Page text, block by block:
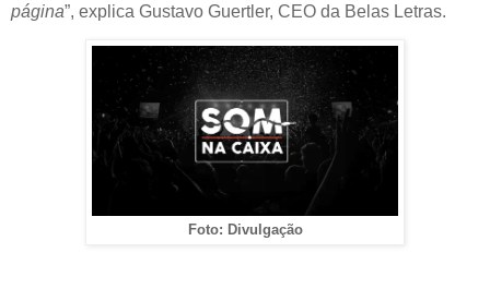
página”, explica Gustavo Guertler, CEO da Belas Letras.
Foto: Divulgação